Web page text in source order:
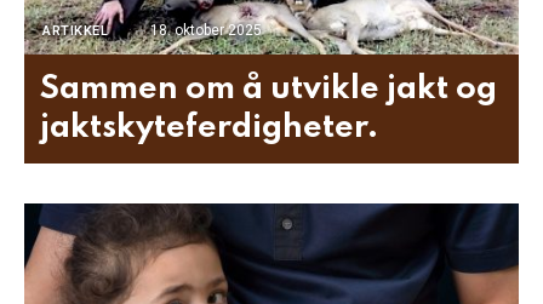
ARTIKKEL 18. oktober 2025
Sammen om å utvikle jakt og
jaktskyteferdigheter.